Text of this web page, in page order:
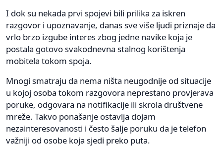
I dok su nekada prvi spojevi bili prilika za iskren
razgovor i upoznavanje, danas sve više ljudi priznaje da
vrlo brzo izgube interes zbog jedne navike koja je
postala gotovo svakodnevna stalnog korištenja
mobitela tokom spoja.
Mnogi smatraju da nema ništa neugodnije od situacije
u kojoj osoba tokom razgovora neprestano provjerava
poruke, odgovara na notifikacije ili skrola društvene
mreže. Takvo ponašanje ostavlja dojam
nezainteresovanosti i često šalje poruku da je telefon
važniji od osobe koja sjedi preko puta.